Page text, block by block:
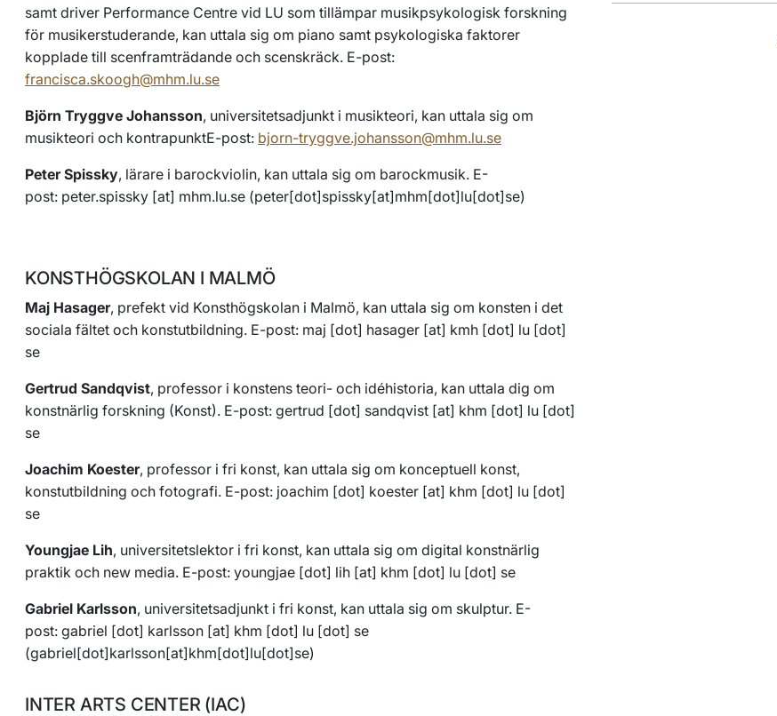
samt driver Performance Centre vid LU som tillämpar musikpsykologisk forskning
för musikerstuderande, kan uttala sig om piano samt psykologiska faktorer
kopplade till scenframträdande och scenskräck. E-post:
francisca.skoogh@mhm.lu.se
Björn Tryggve Johansson, universitetsadjunkt i musikteori, kan uttala sig om
musikteori och kontrapunktE-post: bjorn-tryggve.johansson@mhm.lu.se
Peter Spissky, lärare i barockviolin, kan uttala sig om barockmusik. E-
post: peter.spissky [at] mhm.lu.se (peter[dot]spissky[at]mhm[dot]lu[dot]se)
KONSTHÖGSKOLAN I MALMÖ
Maj Hasager, prefekt vid Konsthögskolan i Malmö, kan uttala sig om konsten i det
sociala fältet och konstutbildning. E-post: maj [dot] hasager [at] kmh [dot] lu [dot]
se
Gertrud Sandqvist, professor i konstens teori- och idéhistoria, kan uttala dig om
konstnärlig forskning (Konst). E-post: gertrud [dot] sandqvist [at] khm [dot] lu [dot]
se
Joachim Koester, professor i fri konst, kan uttala sig om konceptuell konst,
konstutbildning och fotografi. E-post: joachim [dot] koester [at] khm [dot] lu [dot]
se
Youngjae Lih, universitetslektor i fri konst, kan uttala sig om digital konstnärlig
praktik och new media. E-post: youngjae [dot] lih [at] khm [dot] lu [dot] se
Gabriel Karlsson, universitetsadjunkt i fri konst, kan uttala sig om skulptur. E-
post: gabriel [dot] karlsson [at] khm [dot] lu [dot] se
(gabriel[dot]karlsson[at]khm[dot]lu[dot]se)
INTER ARTS CENTER (IAC)